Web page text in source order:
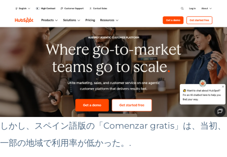
しかし、スペイン語版の「Comenzar gratis」は、当初、
一部の地域で利用率が低かった。.